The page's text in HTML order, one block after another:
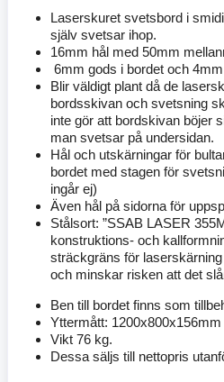
Laserskuret svetsbord i
själv svetsar ihop.
16mm hål med 50mm
6mm gods i bordet och
Blir väldigt plant då de
bordsskivan och svetsning
inte gör att bordskivan böjer
man svetsar på undersidan.
Hål och utskärningar för
bordet med stagen för
ingår ej)
Även hål på sidorna för
Stålsort: ”SSAB LASER
konstruktions- och
sträckgräns för
och minskar risken att det
Ben till bordet finns som
Yttermått: 1200x800x156mm
Vikt 76 kg.
Dessa säljs till nettopris